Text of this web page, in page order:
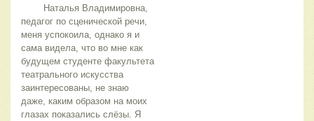
педагог по сценической речи,
меня успокоила, однако я и
сама видела, что во мне как
будущем студенте факультета
театрального искусства
заинтересованы, не знаю
даже, каким образом на моих
глазах показались слёзы. Я